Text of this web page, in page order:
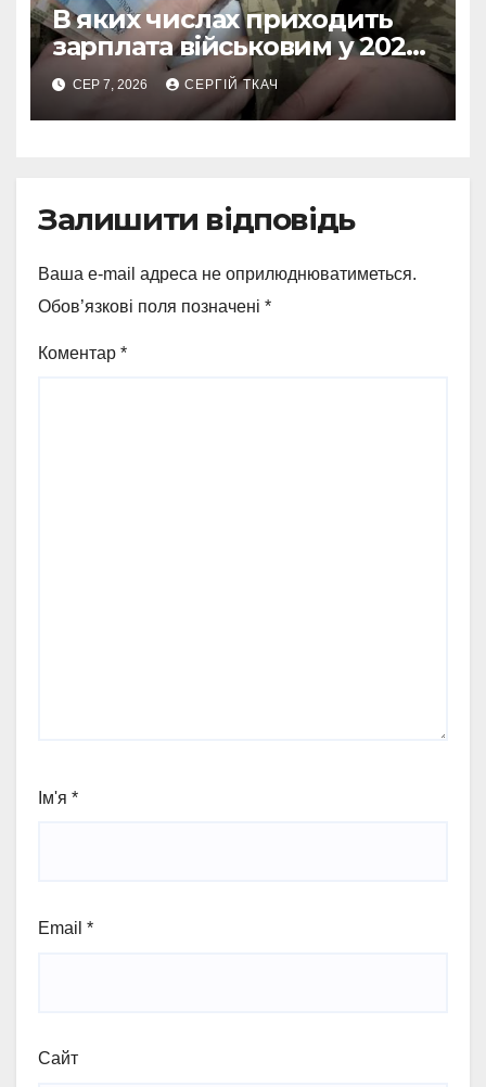
В яких числах приходить
зарплата військовим у 2026
році
СЕР 7, 2026 СЕРГІЙ ТКАЧ
Залишити відповідь
Ваша e-mail адреса не оприлюднюватиметься.
Обов’язкові поля позначені *
Коментар *
Ім'я *
Email *
Сайт